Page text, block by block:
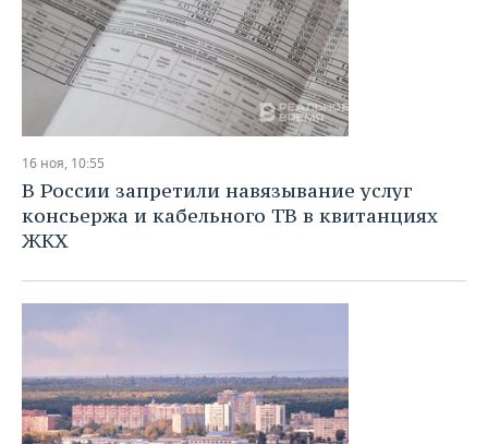
16 ноя, 10:55
В России запретили навязывание услуг
консьержа и кабельного ТВ в квитанциях
ЖКХ